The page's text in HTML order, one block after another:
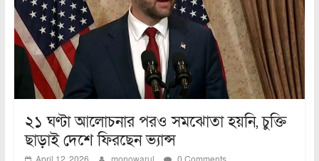
২১ ঘণ্টা আলোচনার পরও সমঝোতা হয়নি, চুক্তি
ছাড়াই দেশে ফিরছেন ভ্যান্স